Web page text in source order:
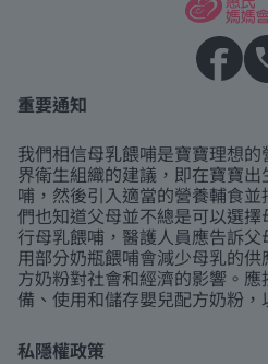
重要通知
我們相信母乳餵哺是寶寶理想
界衛生組織的建議，即在寶寶
哺，然後引入適當的營養輔食
們也知道父母並不總是可以選
行母乳餵哺，醫護人員應告訴
用部分奶瓶餵哺會減少母乳的
方奶粉對社會和經濟的影響。
備、使用和儲存嬰兒配方奶粉，
私隱權政策